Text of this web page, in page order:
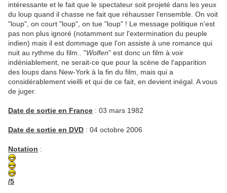
intéressante et le fait que le spectateur soit projeté dans les yeux
du loup quand il chasse ne fait que réhausser l'ensemble. On voit
"loup", on court "loup", on tue "loup" ! Le message politique n'est
pas non plus ignoré (notamment sur l'extermination du peuple
indien) mais il est dommage que l'on assiste à une romance qui
nuit au rythme du film.. "Wolfen" est donc un film à voir
indéniablement, ne serait-ce que pour la scène de l'apparition
des loups dans New-York à la fin du film, mais qui a
considérablement vieilli et qui de ce fait, en devient inégal. A vous
de juger.
Date de sortie en France : 03 mars 1982
Date de sortie en DVD : 04 octobre 2006
Notation :
/5